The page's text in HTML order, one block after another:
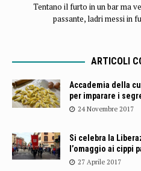
Tentano il furto in un bar ma
passante, ladri messi in
ARTICOLI
Accademia della
per imparare i
24 Novembre 2017
Si celebra la
l’omaggio ai cippi
27 Aprile 2017